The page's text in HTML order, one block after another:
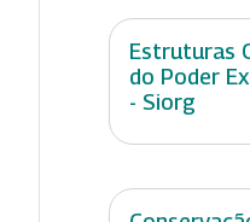
Estruturas
do Poder
- Siorg